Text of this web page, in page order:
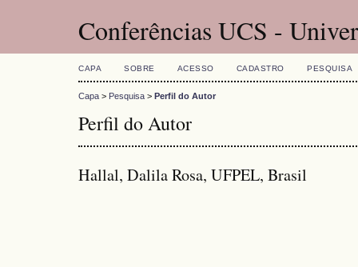
Conferências UCS -
CAPA SOBRE ACESSO CADASTRO PESQUISA
Capa > Pesquisa > Perfil do Autor
Perfil do Autor
Hallal, Dalila Rosa, UFPEL, Brasil